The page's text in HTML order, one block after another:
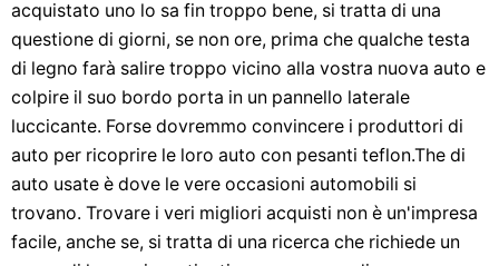
acquistato uno lo sa fin troppo bene, si tratta di una
questione di giorni, se non ore, prima che qualche testa
di legno farà salire troppo vicino alla vostra nuova auto e
colpire il suo bordo porta in un pannello laterale
luccicante. Forse dovremmo convincere i produttori di
auto per ricoprire le loro auto con pesanti teflon.The di
auto usate è dove le vere occasioni automobili si
trovano. Trovare i veri migliori acquisti non è un'impresa
facile, anche se, si tratta di una ricerca che richiede un